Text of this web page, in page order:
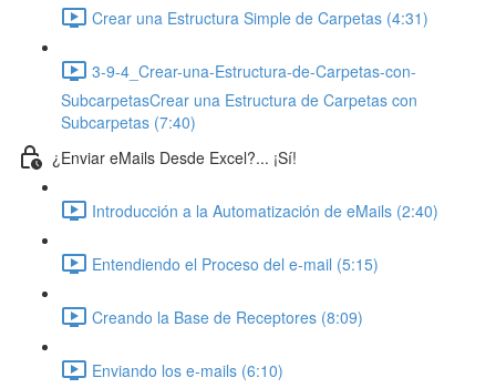
Crear una Estructura Simple de Carpetas (4:31)
3-9-4_Crear-una-Estructura-de-Carpetas-con-
SubcarpetasCrear una Estructura de Carpetas con
Subcarpetas (7:40)
¿Enviar eMails Desde Excel?... ¡Sí!
Introducción a la Automatización de eMails (2:40)
Entendiendo el Proceso del e-mail (5:15)
Creando la Base de Receptores (8:09)
Enviando los e-mails (6:10)